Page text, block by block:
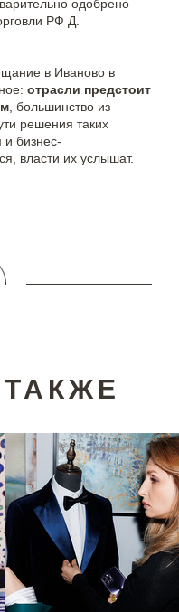
одобрено
РФ Д.
в Иваново в
отрасли предстоит
, большинство из
решения таких
бизнес-
власти их услышат.